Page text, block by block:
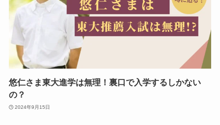
悠仁さま東大進学は無理！裏口で入学するしかない
の？
2024年9月15日